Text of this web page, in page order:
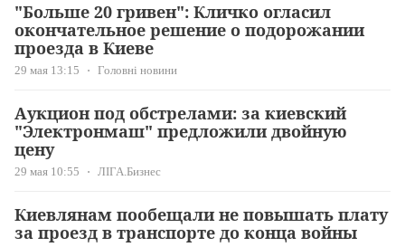
"Больше 20 гривен": Кличко огласил
окончательное решение о подорожании
проезда в Киеве
29 мая 13:15 Головні новини
Аукцион под обстрелами: за киевский
"Электронмаш" предложили двойную
цену
29 мая 10:55 ЛІГА.Бизнес
Киевлянам пообещали не повышать плату
за проезд в транспорте до конца войны